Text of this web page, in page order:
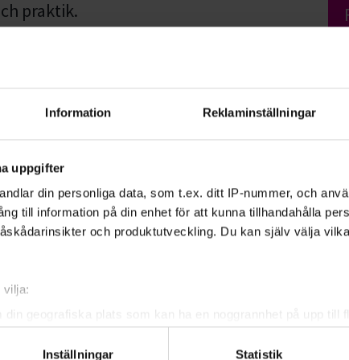
Information Reklaminställningar
uppgifter
din personliga data, som t.ex. ditt IP-nummer, och
till information på din enhet för att kunna tillhandahålla
och produktutveckling. Du kan själv välja
vilja:
Inställningar Statistik
praktik.
distribution och konsumtion gör idag
ju mer kunskap du har, desto bättre